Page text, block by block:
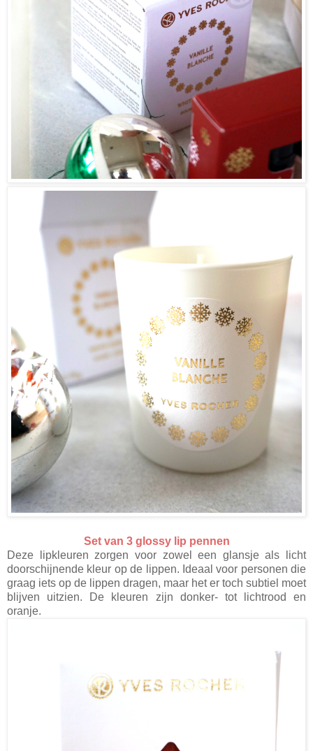
Set van 3 glossy lip pennen
Deze lipkleuren zorgen voor zowel een glansje als licht
doorschijnende kleur op de lippen. Ideaal voor personen die
graag iets op de lippen dragen, maar het er toch subtiel moet
blijven uitzien. De kleuren zijn donker- tot lichtrood en
oranje.